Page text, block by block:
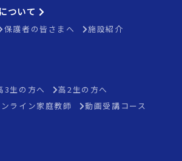
ついて
保護者の皆さまへ
施設紹介
3生の方へ
高2生の方へ
ライン家庭教師 動画受講コース